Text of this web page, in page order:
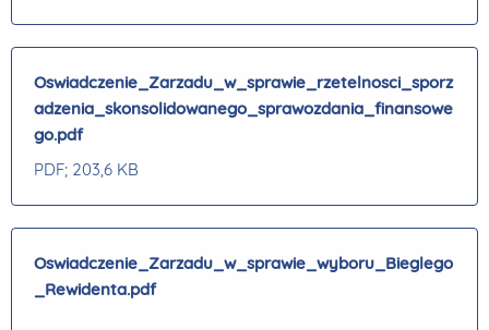
Oswiadczenie_Zarzadu_w_sprawie_rzetelnosci_sporz
adzenia_skonsolidowanego_sprawozdania_finansowe
go.pdf
PDF; 203,6 KB
Oswiadczenie_Zarzadu_w_sprawie_wyboru_Bieglego
_Rewidenta.pdf